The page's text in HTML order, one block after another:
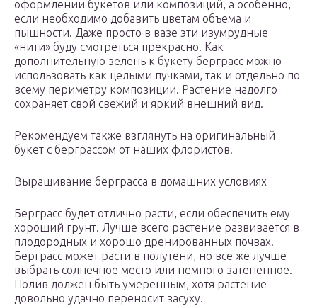
оформлении букетов или композиций, а особенно,
если необходимо добавить цветам объема и
пышности. Даже просто в вазе эти изумрудные
«нити» буду смотреться прекрасно. Как
дополнительную зелень к букету берграсс можно
использовать как целыми пучками, так и отдельно по
всему периметру композиции. Растение надолго
сохраняет свой свежий и яркий внешний вид.
Рекомендуем также взглянуть на оригинальный
букет с берграссом от наших флористов.
Выращивание берграсса в домашних условиях
Берграсс будет отлично расти, если обеспечить ему
хороший грунт. Лучше всего растение развивается в
плодородных и хорошо дренированных почвах.
Берграсс может расти в полутени, но все же лучше
выбрать солнечное место или немного затененное.
Полив должен быть умеренным, хотя растение
довольно удачно переносит засуху.